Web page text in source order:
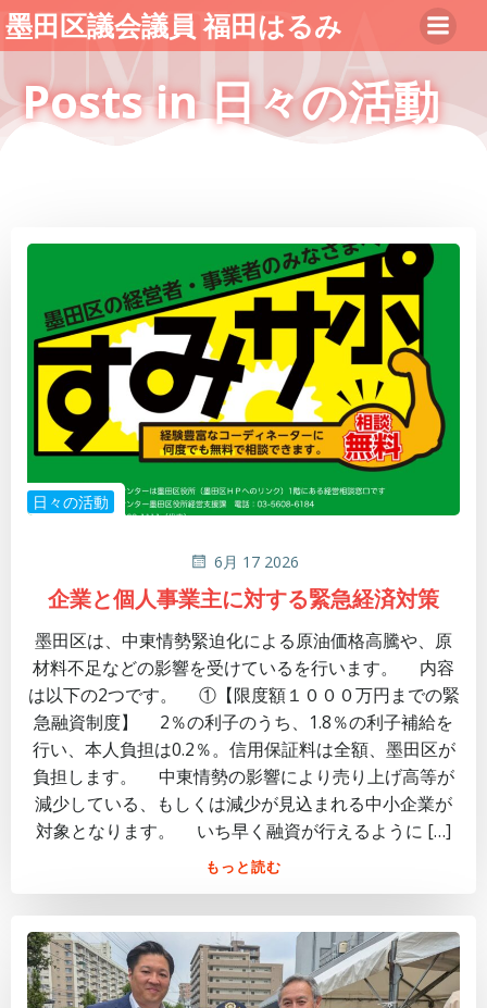
コ
ン
ン
ツ
プ
墨田区議会議員 福田はるみ
Posts in 日々の活動
日々の活動
6月 17 2026
企業と個人事業主に対する緊急経済対策
墨田区は、中東情勢緊迫化による原油価格高騰や、原
材料不足などの影響を受けているを行います。 内容
は以下の2つです。 ①【限度額１０００万円までの緊
急融資制度】 2％の利子のうち、1.8％の利子補給を
行い、本人負担は0.2％。信用保証料は全額、墨田区が
負担します。 中東情勢の影響により売り上げ高等が
減少している、もしくは減少が見込まれる中小企業が
対象となります。 いち早く融資が行えるように […]
もっと読む